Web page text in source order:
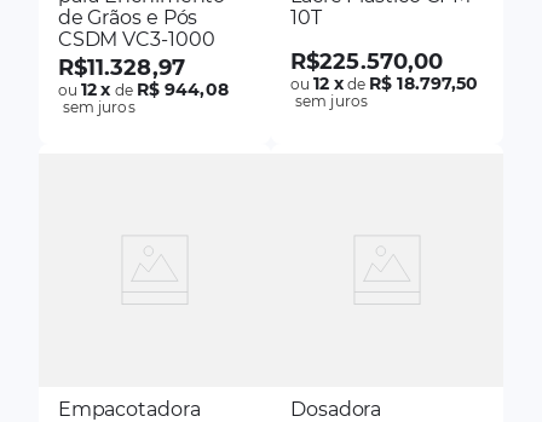
de Grãos e Pós
CSDM VC3-1000
R$11.328,97
ou12x de R$ 944,08
sem juros
10T
R$225.570,00
ou12 xde R$ 18.797,50
sem juros
Empacotadora
Dosadora